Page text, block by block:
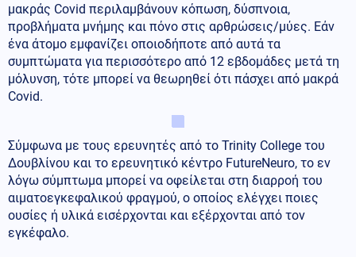
μακράς Covid περιλαμβάνουν κόπωση, δύσπνοια,
προβλήματα μνήμης και πόνο στις αρθρώσεις/μύες. Εάν
ένα άτομο εμφανίζει οποιοδήποτε από αυτά τα
συμπτώματα για περισσότερο από 12 εβδομάδες μετά τη
μόλυνση, τότε μπορεί να θεωρηθεί ότι πάσχει από μακρά
Covid.
Σύμφωνα με τους ερευνητές από το Trinity College του
Δουβλίνου και το ερευνητικό κέντρο FutureNeuro, το εν
λόγω σύμπτωμα μπορεί να οφείλεται στη διαρροή του
αιματοεγκεφαλικού φραγμού, ο οποίος ελέγχει ποιες
ουσίες ή υλικά εισέρχονται και εξέρχονται από τον
εγκέφαλο.